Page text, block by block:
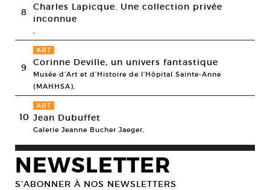
8
Charles Lapicque. Une collection privée
inconnue
9
ART
Corinne Deville, un univers fantastique
Musée d’Art et d’Histoire de l’Hôpital Sainte-Anne
(MAHHSA),
10
ART
Jean Dubuffet
Galerie Jeanne Bucher Jaeger,
NEWSLETTER
S’ABONNER À NOS NEWSLETTERS